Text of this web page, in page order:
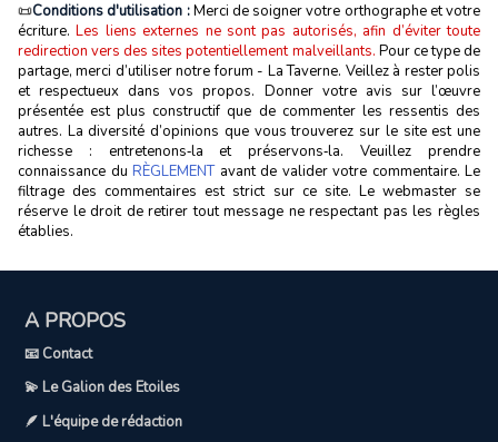
📜Conditions d'utilisation :Merci de soigner votre orthographe et votre
écriture.Les liens externes ne sont pas autorisés, afin d’éviter toute
redirection vers des sites potentiellement malveillants. Pour ce type de
partage, merci d’utiliser notre forum - La Taverne. Veillez à rester polis
et respectueux dans vos propos. Donner votre avis sur l’œuvre
présentée est plus constructif que de commenter les ressentis des
autres. La diversité d’opinions que vous trouverez sur le site est une
richesse : entretenons‑la et préservons‑la. Veuillez prendre
connaissance du RÈGLEMENTavant de valider votre commentaire. Le
filtrage des commentaires est strict sur ce site. Le webmaster se
réserve le droit de retirer tout message ne respectant pas les règles
établies.
A PROPOS
📧 Contact
💫 Le Galion des Etoiles
🪶 L'équipe de rédaction